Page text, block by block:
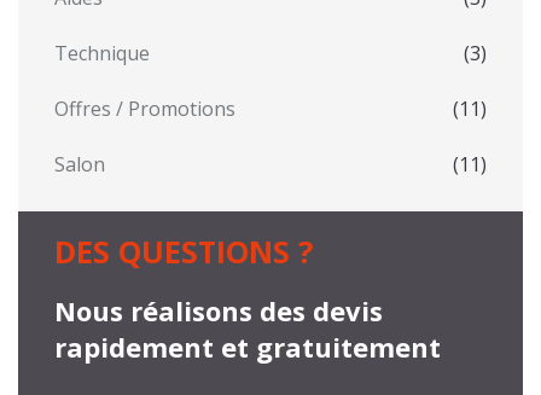
Technique (3)
Offres / Promotions (11)
Salon (11)
DES QUESTIONS ?
Nous réalisons des devis
rapidement et gratuitement